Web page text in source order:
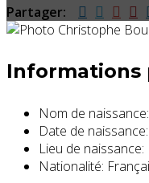
Partager:
Informations
Nom de naissance:
Date de naissance:
Lieu de naissance:
Nationalité: